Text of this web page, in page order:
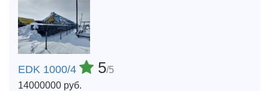
EDK 1000/4 5/5
14000000 руб.